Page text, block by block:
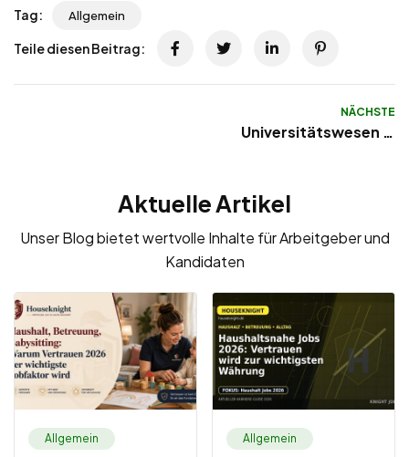
Tag: Allgemein
Teile diesen Beitrag:
NÄCHSTE
Universitätswesen in
Aktuelle Artikel
Unser Blog bietet wertvolle Inhalte für Arbeitgeber und
Kandidaten
Allgemein Allgemein